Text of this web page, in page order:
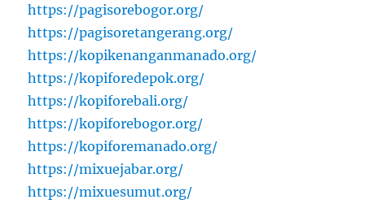
https://pagisorebogor.org/
https://pagisoretangerang.org/
https://kopikenanganmanado.org/
https://kopiforedepok.org/
https://kopiforebali.org/
https://kopiforebogor.org/
https://kopiforemanado.org/
https://mixuejabar.org/
https://mixuesumut.org/